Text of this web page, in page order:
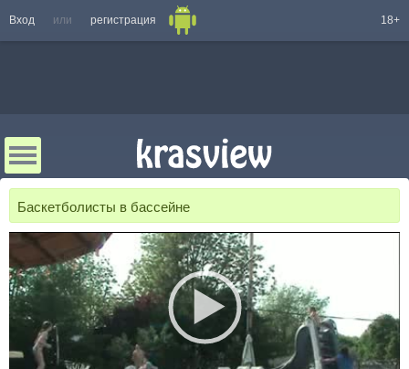
Вход или регистрация 18+
Баскетболисты в бассейне